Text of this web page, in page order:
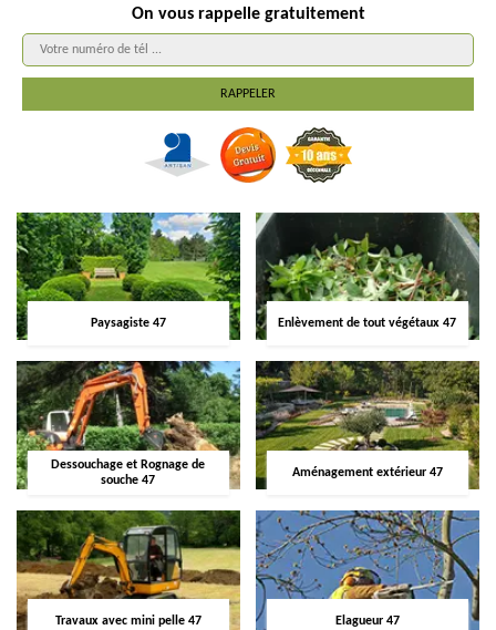
On vous rappelle gratuitement
Paysagiste 47 Enlèvement de tout végétaux 47
Dessouchage et Rognage de
souche 47
Aménagement extérieur 47
Travaux avec mini pelle 47 Elagueur 47